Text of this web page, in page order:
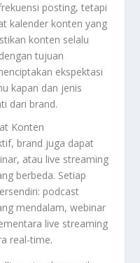
posting, tetapi
kalender konten yang
konten selalu
tujuan
ekspektasi
kapan dan jenis
dari brand.
Konten
brand juga dapat
atau live streaming
berbeda. Setiap
podcast
mendalam, webinar
live streaming
real-time.